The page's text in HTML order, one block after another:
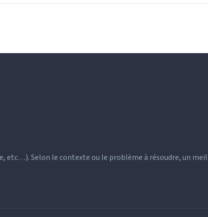
etc…). Selon le contexte ou le problème à résoudre, un